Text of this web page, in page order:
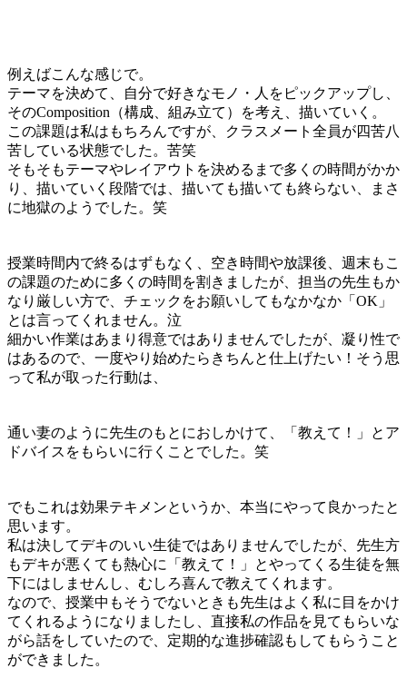
例えばこんな感じで。
テーマを決めて、自分で好きなモノ・人をピックアップし、
そのComposition（構成、組み立て）を考え、描いていく。
この課題は私はもちろんですが、クラスメート全員が四苦八
苦している状態でした。苦笑
そもそもテーマやレイアウトを決めるまで多くの時間がかか
り、描いていく段階では、描いても描いても終らない、まさ
に地獄のようでした。笑
授業時間内で終るはずもなく、空き時間や放課後、週末もこ
の課題のために多くの時間を割きましたが、担当の先生もか
なり厳しい方で、チェックをお願いしてもなかなか「OK」
とは言ってくれません。泣
細かい作業はあまり得意ではありませんでしたが、凝り性で
はあるので、一度やり始めたらきちんと仕上げたい！そう思
って私が取った行動は、
通い妻のように先生のもとにおしかけて、「教えて！」とア
ドバイスをもらいに行く ことでした。笑
でもこれは効果テキメンというか、本当にやって良かったと
思います。
私は決してデキのいい生徒ではありませんでしたが、先生方
もデキが悪くても熱心に「教えて！」とやってくる生徒を無
下にはしませんし、むしろ喜んで教えてくれます。
なので、授業中もそうでないときも先生はよく私に目をかけ
てくれるようになりましたし、直接私の作品を見てもらいな
がら話をしていたので、定期的な進捗確認もしてもらうこと
ができました。